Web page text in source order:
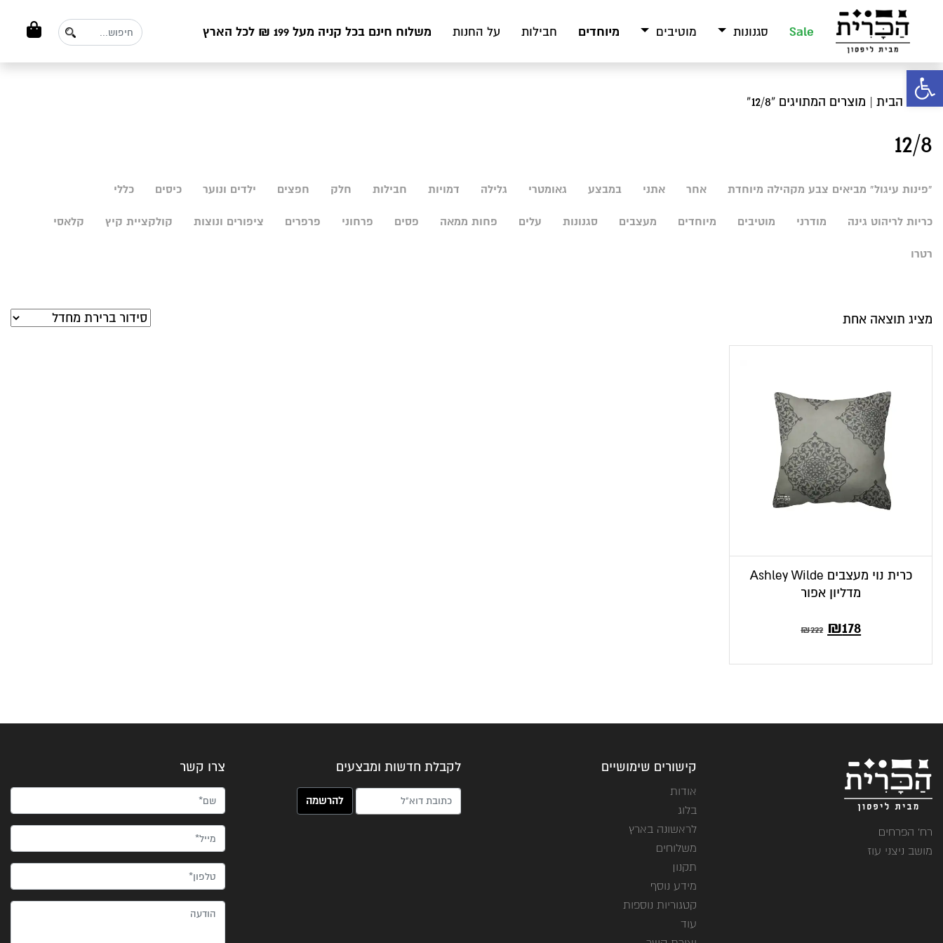
פתח סרגל נגישות
Sale סגנונות מוטיבים מיוחדים חבילות על החנות משלוח חינם בכל קניה מעל 199 ₪ לכל הארץ
עמוד הבית | מוצרים המתויגים “12/8”
12/8
"פינות עיגול" מביאים צבע מקהילה מיוחדת אחר אתני במבצע גאומטרי גלילה דמויות חבילות חלק חפצים ילדים ונוער כיסים כללי
כריות לריהוט גינה מודרני מוטיבים מיוחדים מעצבים סגנונות עלים פחות ממאה פסים פרחוני פרפרים ציפורים ונוצות קולקציית קיץ קלאסי
רטרו
מציג תוצאה אחת
כרית נוי מעצבים Ashley Wilde
מדליון אפור
₪222 ₪178
רח' הפרחים
מושב ניצני עוז
קישורים שימושיים
אודות
בלוג
לראשונה בארץ
משלוחים
תקנון
מידע נוסף
קטגוריות נוספות
עוד
לקבלת חדשות ומבצעים
האימייל שלך (חובה)
צרו קשר
שם*
מייל*
טלפון*
הודעה